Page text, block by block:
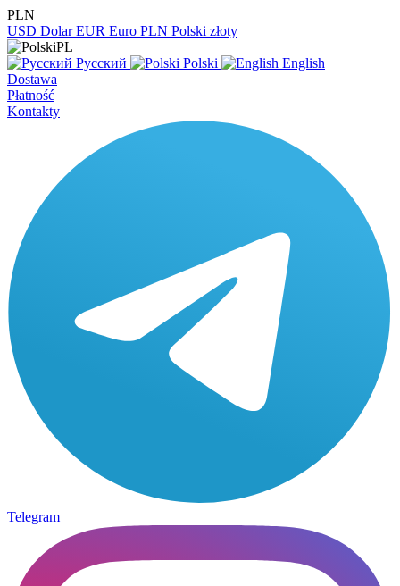
PLN
USD Dolar EUR Euro PLN Polski złoty
PL
Русский
Polski
English
Dostawa
Płatność
Kontakty
Telegram